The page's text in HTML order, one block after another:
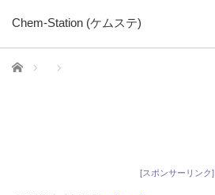
Chem-Station (ケムステ)
ホーム
[スポンサーリンク]